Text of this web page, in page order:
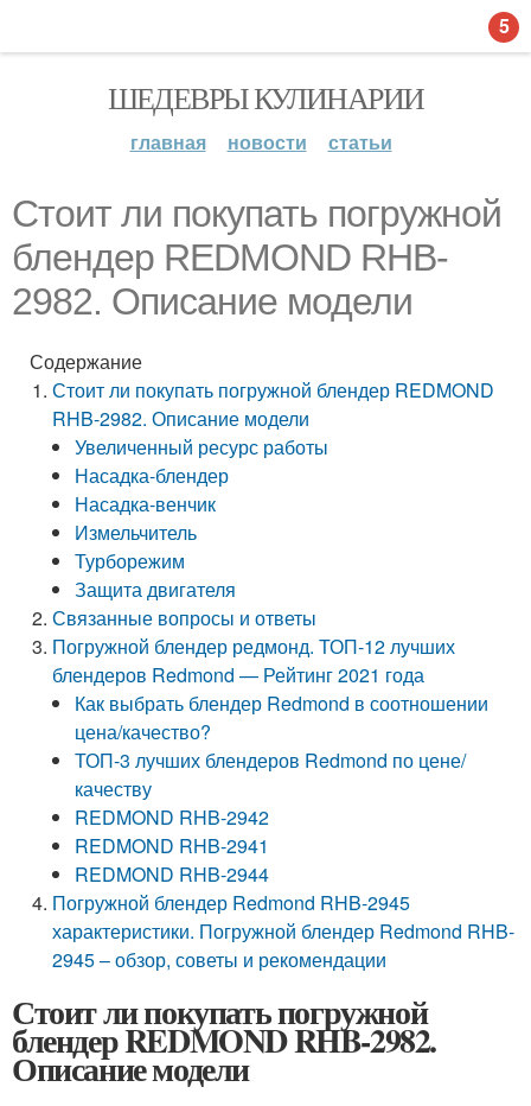
ШЕДЕВРЫ КУЛИНАРИИ
главная новости статьи
Стоит ли покупать погружной
блендер REDMOND RHB-
2982. Описание модели
Содержание
Стоит ли покупать погружной блендер REDMOND
RHB-2982. Описание модели
Увеличенный ресурс работы
Насадка-блендер
Насадка-венчик
Измельчитель
Турборежим
Защита двигателя
Связанные вопросы и ответы
Погружной блендер редмонд. ТОП-12 лучших
блендеров Redmond — Рейтинг 2021 года
Как выбрать блендер Redmond в соотношении
цена/качество?
ТОП-3 лучших блендеров Redmond по цене/
качеству
REDMOND RHB-2942
REDMOND RHB-2941
REDMOND RHB-2944
Погружной блендер Redmond RHB-2945
характеристики. Погружной блендер Redmond RHB-
2945 – обзор, советы и рекомендации
Стоит ли покупать погружной
блендер REDMOND RHB-2982.
Описание модели
5